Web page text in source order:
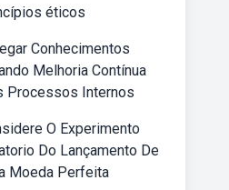
éticos
Conhecimentos
Melhoria Contínua
Processos Internos
O Experimento
Do Lançamento De
Moeda Perfeita